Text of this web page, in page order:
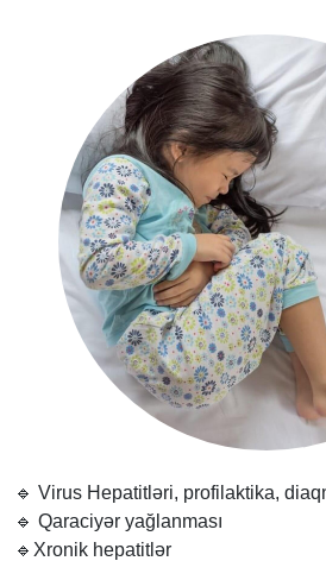
🔹 Virus Hepatitləri, profilaktika,
🔹 Qaraciyər yağlanması
🔹 Xronik hepatitlər